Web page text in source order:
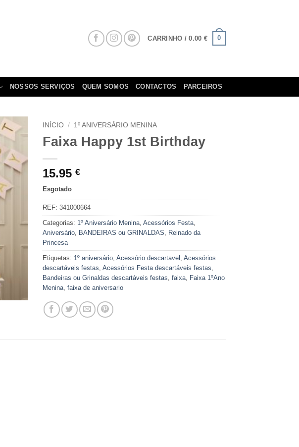
CARRINHO /0.00 € 0
NOSSOS SERVIÇOS QUEM SOMOS CONTACTOS PARCEIROS
INÍCIO / 1º ANIVERSÁRIO MENINA
Faixa Happy 1st Birthday
15.95€
Esgotado
REF:341000664
Categorias: 1º Aniversário Menina ,Acessórios Festa
Aniversário BANDEIRAS ou GRINALDAS
Reinado da
Princesa
Etiquetas: 1º aniversário ,Acessório descartavel ,Acessórios
descartáveis festas ,Acessórios Festa descartáveis festas
Bandeiras ou Grinaldas descartáveis festas ,faixa Faixa 1ºAno
Menina ,faixa de aniversario